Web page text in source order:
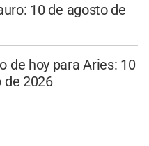
10 de agosto de
de hoy para Aries: 10
de 2026